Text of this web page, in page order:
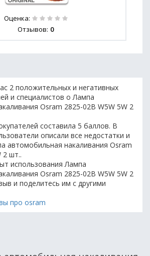
Оценка:
Отзывов: 0
2 положительных и негативных
и специалистов о Лампа
Osram 2825-02B W5W 5W 2
составила 5 баллов. В
описали все недостатки и
автомобильная накаливания Osram
2 шт..
использования Лампа
Osram 2825-02B W5W 5W 2
и поделитесь им с другими
про osram